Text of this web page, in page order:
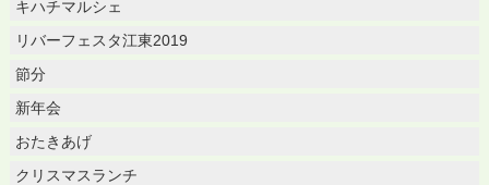
キハチマルシェ
リバーフェスタ江東2019
節分
新年会
おたきあげ
クリスマスランチ